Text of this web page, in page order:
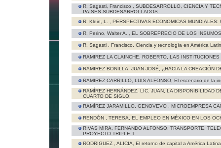
R. Sagasti, Francisco , SUBDESARROLLO, CIENCIA Y
PAISES SUBDESARROLLADOS.
R. Klein, L. , PERSPECTIVAS ECONOMICAS
R. Perino, Walter A. , EL SOBREPRECIO DE LOS
R. Sagasti , Francisco, Ciencia y tecnología en América
RAMIREZ LA CLAINCHE, ROBERTO, LAS
RAMIREZ BONILLA, JUAN JOSÉ, ¿HACIA LA CREACIÓN
RAMIREZ CARRILLO, LUIS ALFONSO, El escenario de la
RAMÍREZ HERNÁNDEZ, LIC. JUAN, LA DISPONIBILIDAD
CUARTO DE SIGLO.
RAMÍREZ JARAMILLO, GENOVEVO , MICROEMPRESA
RENDÓN , TERESA, EL EMPLEO EN MÉXICO EN LOS
RIVAS MIRA, FERNANDO ALFONSO, TRANSPORTE,
PROYECTO TRIPLE T.
RODRIGUEZ , ALICIA, El retorno de capital a América